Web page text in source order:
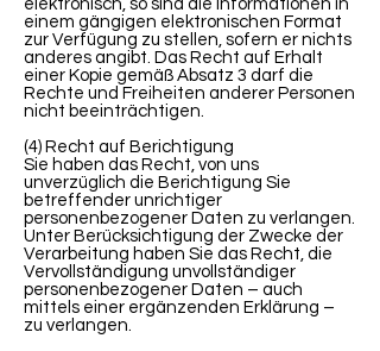
elektronisch, so sind die Informationen in
einem gängigen elektronischen Format
zur Verfügung zu stellen, sofern er nichts
anderes angibt. Das Recht auf Erhalt
einer Kopie gemäß Absatz 3 darf die
Rechte und Freiheiten anderer Personen
nicht beeinträchtigen.
(4) Recht auf Berichtigung
Sie haben das Recht, von uns
unverzüglich die Berichtigung Sie
betreffender unrichtiger
personenbezogener Daten zu verlangen.
Unter Berücksichtigung der Zwecke der
Verarbeitung haben Sie das Recht, die
Vervollständigung unvollständiger
personenbezogener Daten – auch
mittels einer ergänzenden Erklärung –
zu verlangen.